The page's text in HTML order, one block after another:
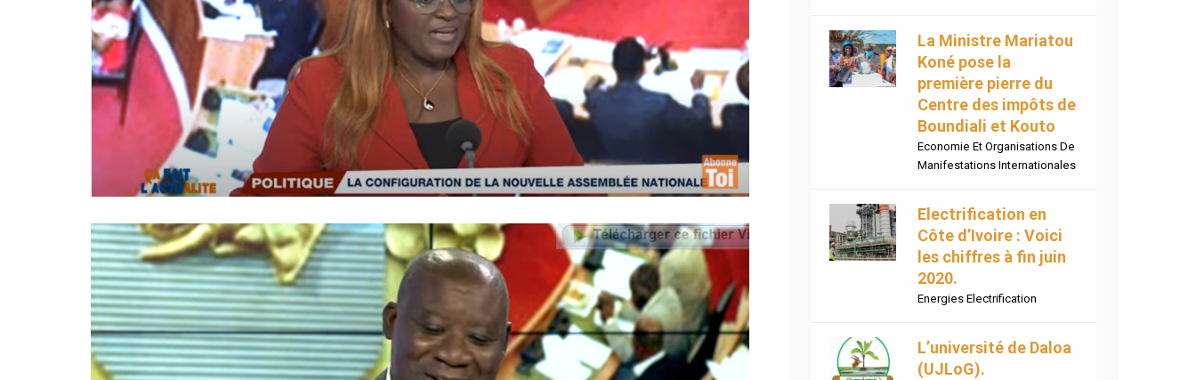
La Ministre Mariatou
Koné pose la
première pierre du
Centre des impôts de
Boundiali et Kouto
Economie Et Organisations De
Manifestations Internationales
Electrification en
Côte d’Ivoire : Voici
les chiffres à fin juin
2020.
Energies Electrification
L’université de Daloa
(UJLoG).